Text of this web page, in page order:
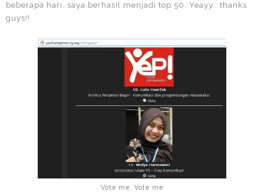
beberapa hari, saya berhasil menjadi top 50. Yeayy.. thanks
guys!!
Vote me, Vote me